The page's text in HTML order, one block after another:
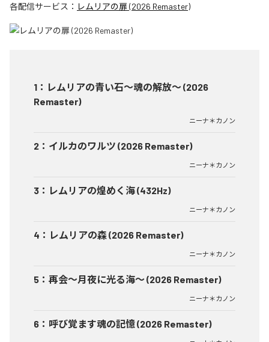
各配信サービス： レムリアの扉 (2026 Remaster)
1 ： レムリアの青い石〜魂の解放〜 (2026
Remaster)
ニーナ＊カノン
2 ： イルカのワルツ (2026 Remaster)
ニーナ＊カノン
3 ： レムリアの煌めく海 (432Hz)
ニーナ＊カノン
4 ： レムリアの森 (2026 Remaster)
ニーナ＊カノン
5 ： 再会〜月夜に光る海〜 (2026 Remaster)
ニーナ＊カノン
6 ： 呼び覚ます魂の記憶 (2026 Remaster)